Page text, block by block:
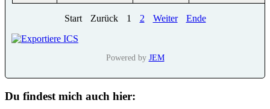
Start Zurück 1 2 Weiter Ende
Powered by JEM
Du findest mich auch hier: